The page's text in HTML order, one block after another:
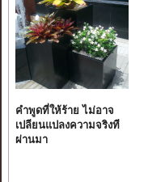
คำพูดที่ให้ร้าย ไม่อาจ
เปลียนแปลงความจริงที
ผ่านมา